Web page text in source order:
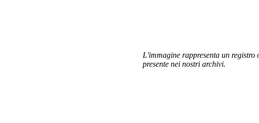
L'immagine rappresenta un
presente nei nostri archivi.